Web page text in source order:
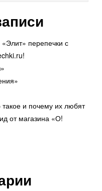
перепечки с
такое и почему их любят
от магазина «О!